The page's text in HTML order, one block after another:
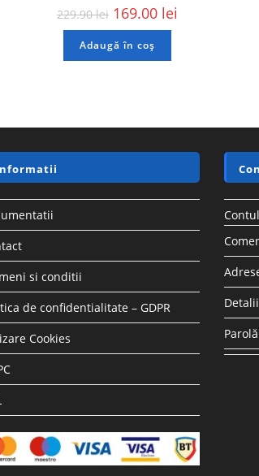
229.90lei 169.00 lei
Adaugă în coș
si conditii
de confidentialitate – GDPR
Cookies